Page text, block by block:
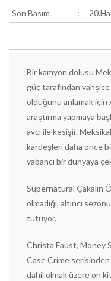
Son Basım
:
Bir kamyon dolusu
güç tarafından
olduğunu anlamak için
araştırma yapmaya
avcı ile kesişir.
kardeşleri daha önce
yabancı bir dünyaya
Supernatural Çakalın
olmadığı, altıncı
tutuyor.
Christa Faust, Money
Case Crime serisinden
dahil olmak üzere on